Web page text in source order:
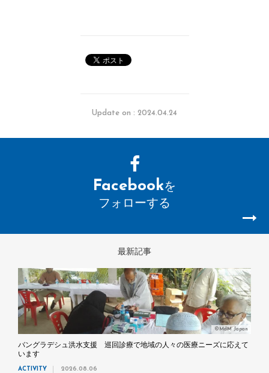
Update on : 2024.04.24
Facebookを
フォローする
最新記事
©MdM Japan
バングラデシュ洪水支援 巡回診療で地域の人々の医療ニーズに応えて
います
ACTIVITY 2026.08.06